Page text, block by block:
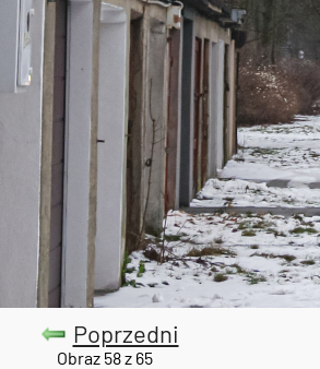
Poprzedni
Obraz 58 z 65